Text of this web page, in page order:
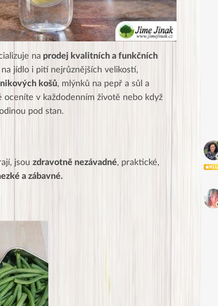
na prodej kvalitních a funkčních
jídlo i pití nejrůznějších velikostí,
košů, mlýnků na pepř a sůl a
oceníte v každodenním životě nebo když
pod stan.
jsou zdravotně nezávadné, praktické,
a zábavné.